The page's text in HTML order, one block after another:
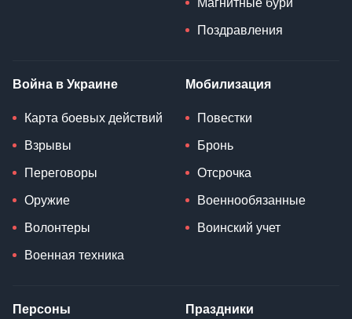
Поздравления
Война в Украине
Карта боевых действий
Взрывы
Переговоры
Оружие
Волонтеры
Военная техника
Мобилизация
Повестки
Бронь
Отсрочка
Военнообязанные
Воинский учет
Персоны Праздники